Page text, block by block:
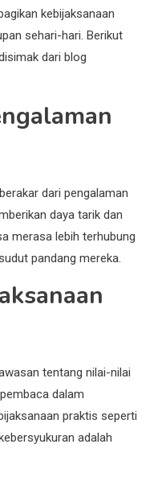
kebijaksanaan
sehari-hari. Berikut
dari blog
dari pengalaman
daya tarik dan
merasa lebih terhubung
pandang mereka.
tentang nilai-nilai
dalam
praktis seperti
adalah